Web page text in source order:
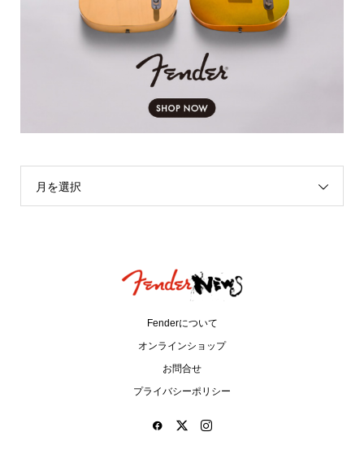
月を選択
Fenderについて
オンラインショップ
お問合せ
プライバシーポリシー